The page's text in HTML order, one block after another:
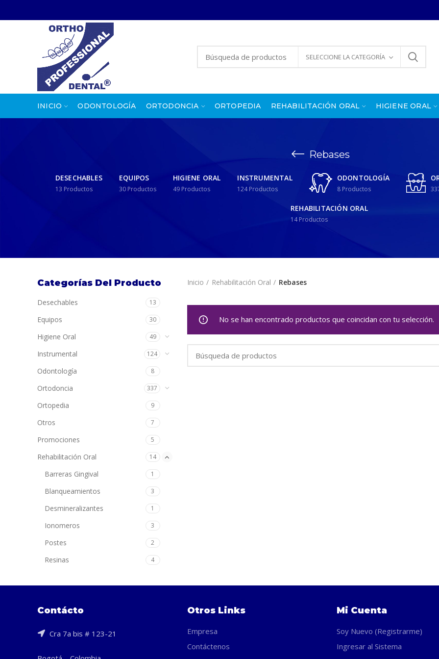
SELECCIONE LA CATEGORÍA
INICIO ODONTOLOGÍA ORTODONCIA ORTOPEDIA REHABILITACIÓN ORAL HIGIENE ORAL
Rebases
DESECHABLES
13 Productos
EQUIPOS
30 Productos
HIGIENE ORAL
49 Productos
INSTRUMENTAL
124 Productos
ODONTOLOGÍA
8 Productos
REHABILITACIÓN ORAL
14 Productos
Categorías Del Producto
Desechables 13
Equipos 30
Higiene Oral 49
Instrumental 124
Odontología 8
Ortodoncia 337
Ortopedia 9
Otros 7
Promociones 5
Rehabilitación Oral 14
Barreras Gingival 1
Blanqueamientos 3
Desmineralizantes 1
Ionomeros 3
Postes 2
Resinas 4
Inicio Rehabilitación Oral Rebases
No se han encontrado productos que coincidan con tu selección.
Contácto
Cra 7a bis # 123-21
Otros Links
Empresa
Contáctenos
Mi Cuenta
Soy Nuevo (Registrarme)
Ingresar al Sistema